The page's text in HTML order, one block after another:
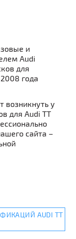
и
Audi
для
года
у
для Audi TT
сайта –
AUDI TT